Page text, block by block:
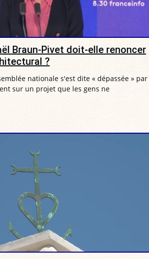
Braun-Pivet doit-elle renoncer
?
nationale s'est dite « dépassée » par
sur un projet que les gens ne